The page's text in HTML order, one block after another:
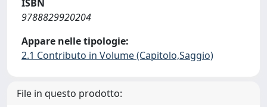
ISBN
9788829920204
Appare nelle tipologie:
2.1 Contributo in Volume (Capitolo,Saggio)
File in questo prodotto: